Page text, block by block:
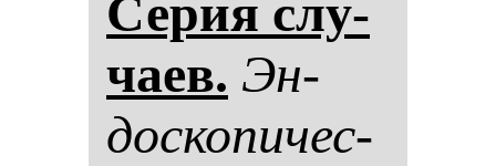
Се­рия слу­
ча­ев. Эн­
дос­ко­пи­чес­